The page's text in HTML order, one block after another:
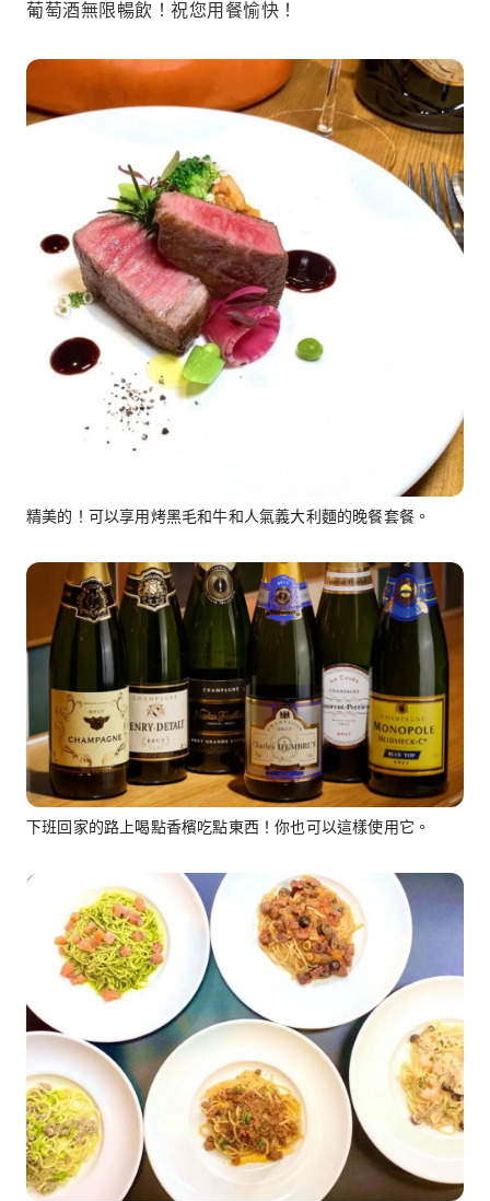
葡萄酒無限暢飲！祝您用餐愉快！
精美的！可以享用烤黑毛和牛和人氣義大利麵的晚餐套餐。
下班回家的路上喝點香檳吃點東西！你也可以這樣使用它。